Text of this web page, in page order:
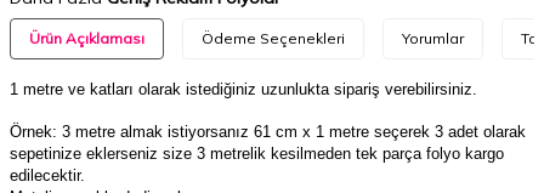
Ürün Açıklaması Ödeme Seçenekleri Yorumlar
1 metre ve katları olarak istediğiniz uzunlukta sipariş verebilirsiniz.
Örnek: 3 metre almak istiyorsanız 61 cm x 1 metre seçerek 3 adet olarak
sepetinize eklerseniz size 3 metrelik kesilmeden tek parça folyo kargo
edilecektir.